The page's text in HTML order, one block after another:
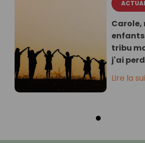
Carole,
enfants
tribu
j'ai
Lire la